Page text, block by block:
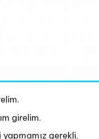
girelim.
yapmamız gerekli.